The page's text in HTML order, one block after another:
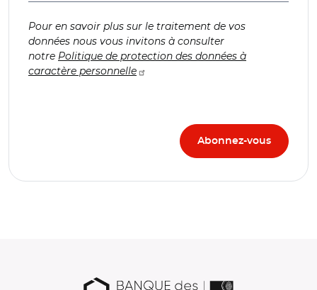
Pour en savoir plus sur le traitement de vos
données nous vous invitons à consulter
notre Politique de protection des données à
caractère personnelle